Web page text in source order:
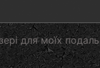
для моїх